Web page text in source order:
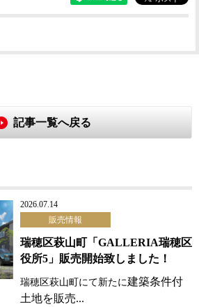
記事一覧へ戻る
2026.07.14
販売情報
瑞穂区萩山町「GALLERIA瑞穂区
役所5」販売開始致しました！
瑞穂区萩山町にて新たに建築条件付
土地を販売...